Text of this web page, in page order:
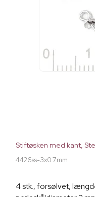
Stiftøsken med kant,
4426ss-3x0.7mm
4 stk., forsølvet,